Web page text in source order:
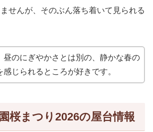
せんが、そのぶん落ち着いて見られる
昼のにぎやかさとは別の、静かな春の
感じられるところが好きです。
桜まつり2026の屋台情報